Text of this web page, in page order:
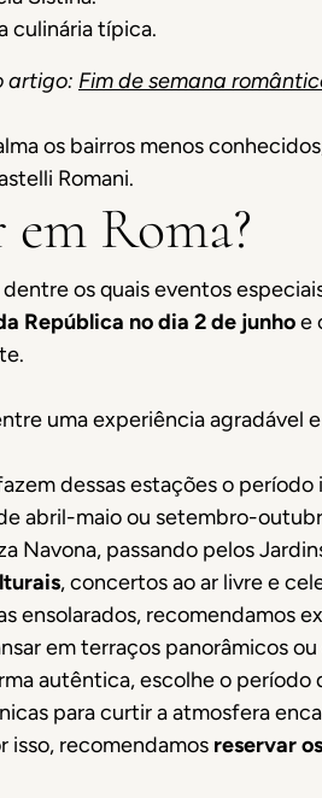
culinária típica.
artigo: Fim de semana
os bairros menos
Romani.
Roma?
os quais eventos
República no dia 2 de junhoe
uma experiência agradável
dessas estações o período
abril-maio ou setembro-
Navona, passando pelos
, concertos ao ar livre e
ensolarados, recomendamos
em terraços panorâmicos
autêntica, escolhe o período
para curtir a atmosfera
isso, recomendamos reservar